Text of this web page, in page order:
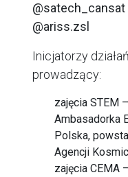
@satech_cansat
@ariss.zsl
Inicjatorzy
prowadzący:
zajęcia STEM
Ambasadorka
Polska,
Agencji
zajęcia CEMA